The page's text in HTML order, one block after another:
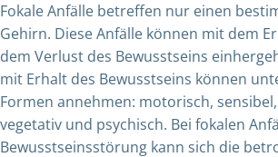
Fokale Anfälle betreffen nur einen
Gehirn. Diese Anfälle können mit dem
dem Verlust des Bewusstseins
mit Erhalt des Bewusstseins können
Formen annehmen: motorisch,
vegetativ und psychisch. Bei fokalen
Bewusstseinsstörung kann sich die